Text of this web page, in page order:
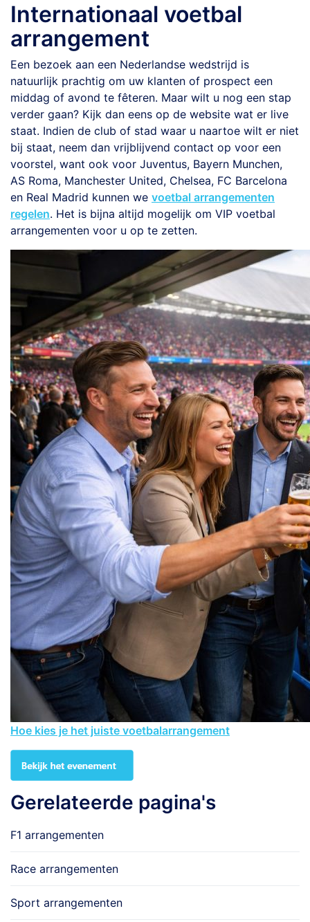
Internationaal voetbal
arrangement
Een bezoek aan een Nederlandse wedstrijd is
natuurlijk prachtig om uw klanten of prospect een
middag of avond te fêteren. Maar wilt u nog een stap
verder gaan? Kijk dan eens op de website wat er live
staat. Indien de club of stad waar u naartoe wilt er niet
bij staat, neem dan vrijblijvend contact op voor een
voorstel, want ook voor Juventus, Bayern Munchen,
AS Roma, Manchester United, Chelsea, FC Barcelona
en Real Madrid kunnen we voetbal arrangementen
regelen. Het is bijna altijd mogelijk om VIP voetbal
arrangementen voor u op te zetten.
Hoe kies je het juiste voetbalarrangement
Gerelateerde pagina's
F1 arrangementen
Race arrangementen
Sport arrangementen